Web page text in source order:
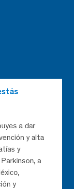
a dar
y alta
y
a
y